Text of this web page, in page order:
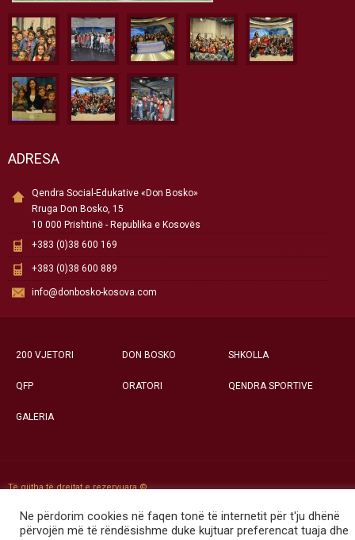
ADRESA
Qendra Social-Edukative «Don Bosko»
Rruga Don Bosko, 15
10 000 Prishtinë - Republika e Kosovës
+383 (0)38 600 169
+383 (0)38 600 889
info@donbosko-kosova.com
200 VJETORI DON BOSKO SHKOLLA
QFP ORATORI QENDRA SPORTIVE
GALERIA
Të gjitha të drejtat e rezervuara ©
Ne përdorim cookies në faqen tonë të internetit për t'ju dhënë
përvojën më të rëndësishme duke kujtuar preferencat tuaja dhe